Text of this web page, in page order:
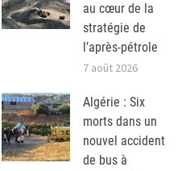
au cœur de la
stratégie de
l’après-pétrole
7 août 2026
Algérie : Six
morts dans un
nouvel accident
de bus à